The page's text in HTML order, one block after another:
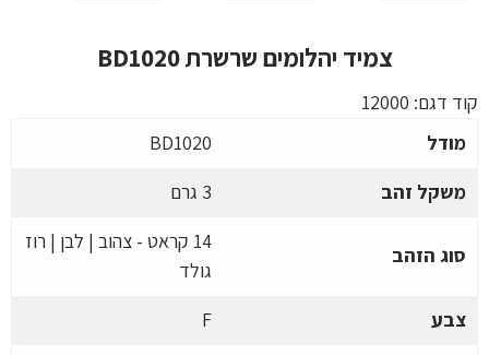
צמיד יהלומים שרשרת BD1020
קוד דגם: 12000
מודל
BD1020
משקל זהב
3 גרם
סוג הזהב
14 קראט - צהוב | לבן | רוז
גולד
צבע
F